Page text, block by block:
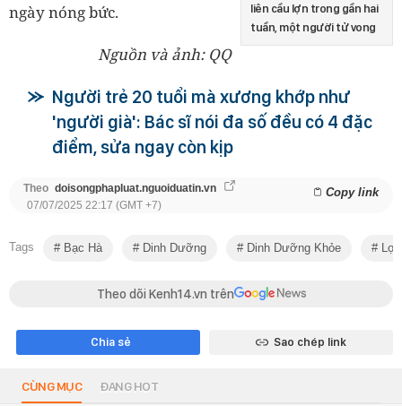
liên cầu lợn trong gần hai
tuần, một người tử vong
ngày nóng bức.
Nguồn và ảnh: QQ
Người trẻ 20 tuổi mà xương khớp như
'người già': Bác sĩ nói đa số đều có 4 đặc
điểm, sửa ngay còn kịp
Theo doisongphapluat.nguoiduatin.vn Copy link
07/07/2025 22:17 (GMT +7)
Tags Bạc Hà Dinh Dưỡng Dinh Dưỡng Khỏe Lợi
Theo dõi Kenh14.vn trên
Chia sẻ Sao chép link
CÙNG MỤC ĐANG HOT